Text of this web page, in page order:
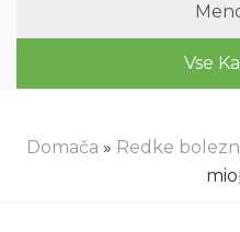
Vse
Domača » Redke